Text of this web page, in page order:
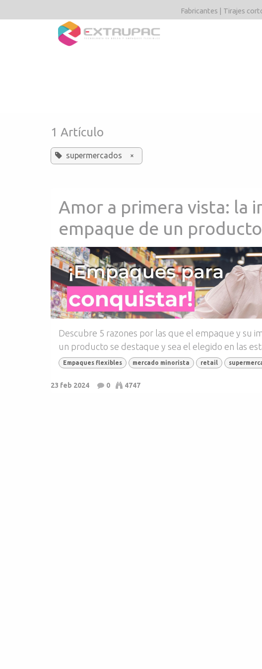
Fabricantes | Tirajes
1 Artículo
supermercados ×
Amor a primera vista: la
empaque de un producto
Descubre 5 razones por las que el empaque y su
un producto se destaque y sea el elegido en las
Empaques flexibles mercado minorista retail
23 feb 2024 0 4747